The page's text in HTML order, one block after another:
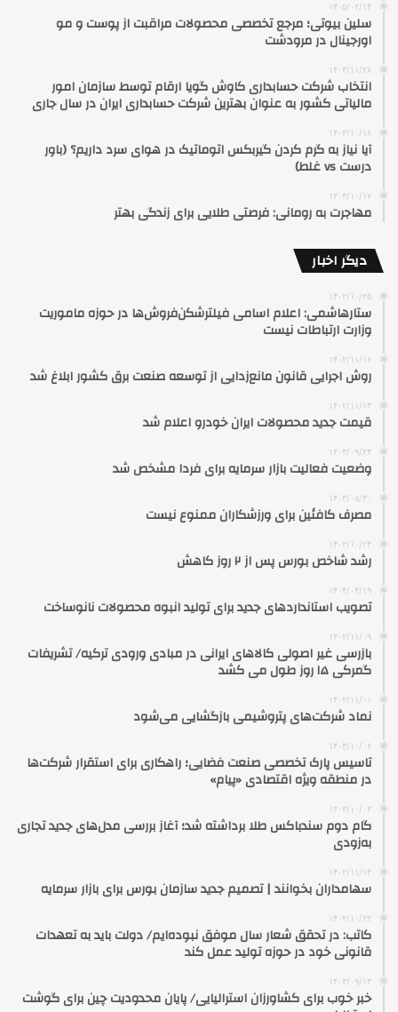
۱۴۰۵/۰۲/۱۴
سلین بیوتی؛ مرجع تخصصی محصولات مراقبت از پوست و مو
اورجینال در مرودشت
۱۴۰۳/۱۱/۲۸
انتخاب شرکت حسابداری کاوش گویا ارقام توسط سازمان امور
مالیاتی کشور به عنوان بهترین شرکت حسابداری ایران در سال جاری
۱۴۰۳/۱۰/۱۸
آیا نیاز به گرم کردن گیربکس اتوماتیک در هوای سرد داریم؟ (باور
درست vs غلط)
۱۴۰۳/۱۰/۱۷
مهاجرت به رومانی: فرصتی طلایی برای زندگی بهتر
دیگر اخبار
۱۴۰۲/۱۰/۲۵
ستارهاشمی: اعلام اسامی فیلترشکن‌فروش‌ها در حوزه ماموریت
وزارت ارتباطات نیست
۱۴۰۲/۱۱/۱۶
روش اجرایی قانون مانع‌زدایی از توسعه صنعت برق کشور ابلاغ شد
۱۴۰۲/۱۱/۱۳
قیمت جدید محصولات ایران خودرو اعلام شد
۱۴۰۳/۰۹/۲۴
وضعیت فعالیت بازار سرمایه برای فردا مشخص شد
۱۴۰۳/۰۸/۳۰
مصرف کافئین برای ورزشکاران ممنوع نیست
۱۴۰۲/۱۰/۲۳
رشد شاخص بورس پس از ۲ روز کاهش
۱۴۰۴/۰۴/۱۹
تصویب استانداردهای جدید برای تولید انبوه محصولات نانوساخت
۱۴۰۲/۱۱/۰۹
بازرسی غیر اصولی کالاهای ایرانی در مبادی ورودی ترکیه/ تشریفات
گمرکی ۱۵ روز طول می کشد
۱۴۰۲/۱۱/۰۱
نماد شرکت‌های پتروشیمی بازگشایی می‌شود
۱۴۰۳/۱۰/۰۶
تاسیس پارک تخصصی صنعت فضایی؛ راهکاری برای استقرار شرکت‌ها
در منطقه ویژه اقتصادی «پیام»
۱۴۰۳/۱۰/۰۳
گام دوم سندباکس طلا برداشته شد؛ آغاز بررسی مدل‌های جدید تجاری
به‌زودی
۱۴۰۲/۱۱/۱۳
سهامداران بخوانند | تصمیم جدید سازمان بورس برای بازار سرمایه
۱۴۰۲/۱۰/۲۲
کاتب: در تحقق شعار سال موفق نبوده‌ایم/ دولت باید به تعهدات
قانونی خود در حوزه تولید عمل کند
۱۴۰۳/۰۹/۱۳
خبر خوب برای کشاورزان استرالیایی/ پایان محدودیت چین برای گوشت